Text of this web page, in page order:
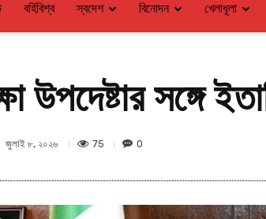
বর্হিবিশ্ব স্বদেশ বিনোদন খেলাধূলা
উপদেষ্টার সঙ্গে
জুলাই ৮, ২০২৬ 75 0